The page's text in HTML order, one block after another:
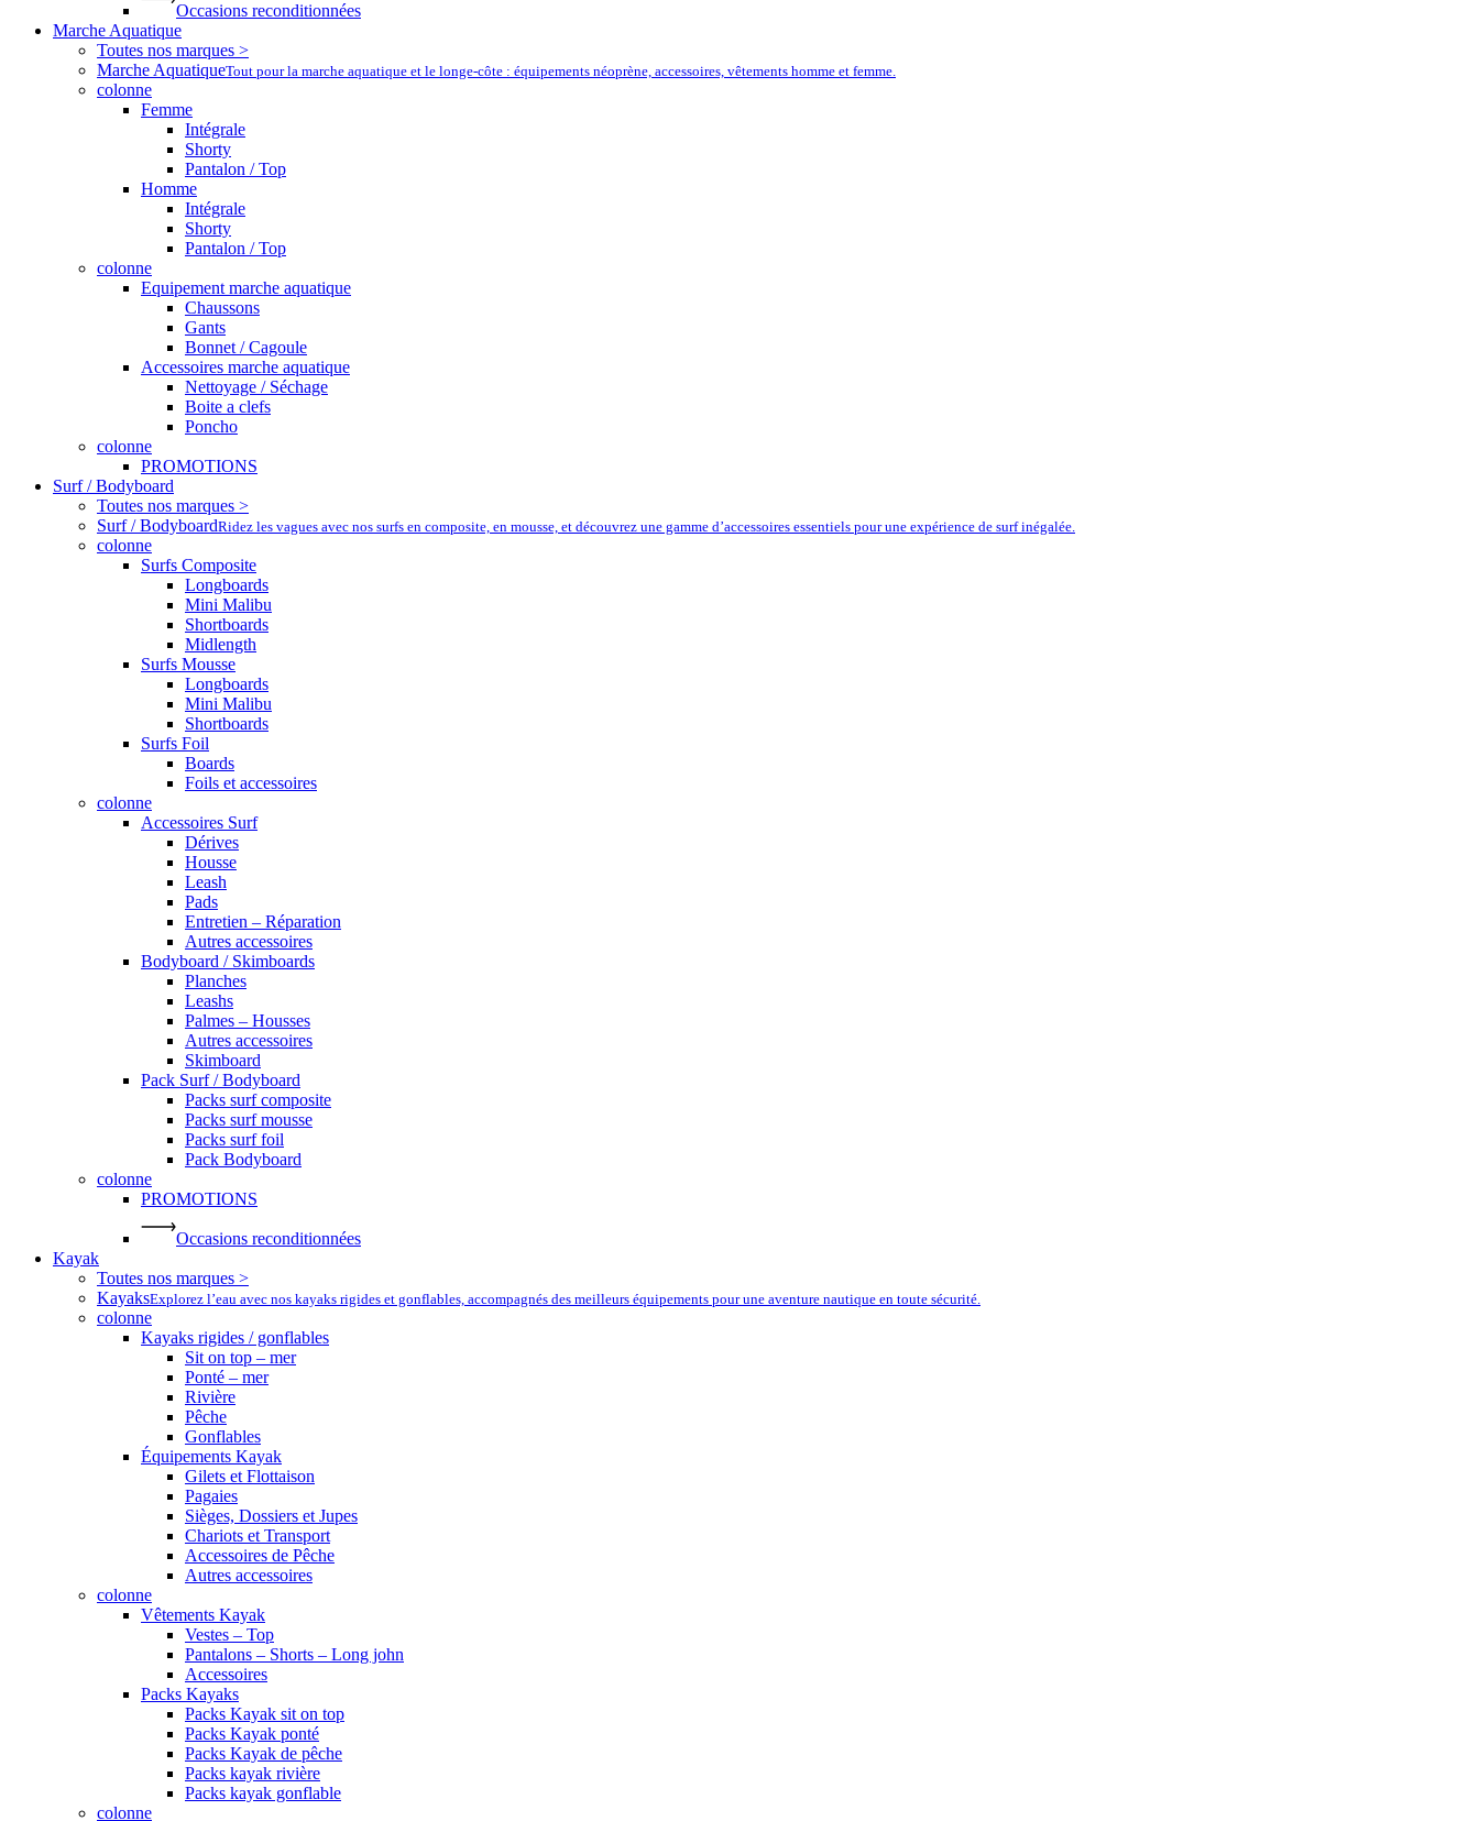
Occasions reconditionnées
Marche Aquatique
Toutes nos marques >
Marche AquatiqueTout pour la marche aquatique et le longe-côte : équipements néoprène, accessoires, vêtements homme et femme.
colonne
Femme
Intégrale
Shorty
Pantalon / Top
Homme
Intégrale
Shorty
Pantalon / Top
colonne
Equipement marche aquatique
Chaussons
Gants
Bonnet / Cagoule
Accessoires marche aquatique
Nettoyage / Séchage
Boite a clefs
Poncho
colonne
PROMOTIONS
Surf / Bodyboard
Toutes nos marques >
Surf / BodyboardRidez les vagues avec nos surfs en composite, en mousse, et découvrez une gamme d’accessoires essentiels pour une expérience de surf inégalée.
colonne
Surfs Composite
Longboards
Mini Malibu
Shortboards
Midlength
Surfs Mousse
Longboards
Mini Malibu
Shortboards
Surfs Foil
Boards
Foils et accessoires
colonne
Accessoires Surf
Dérives
Housse
Leash
Pads
Entretien – Réparation
Autres accessoires
Bodyboard / Skimboards
Planches
Leashs
Palmes – Housses
Autres accessoires
Skimboard
Pack Surf / Bodyboard
Packs surf composite
Packs surf mousse
Packs surf foil
Pack Bodyboard
colonne
PROMOTIONS
Occasions reconditionnées
Kayak
Toutes nos marques >
KayaksExplorez l’eau avec nos kayaks rigides et gonflables, accompagnés des meilleurs équipements pour une aventure nautique en toute sécurité.
colonne
Kayaks rigides / gonflables
Sit on top – mer
Ponté – mer
Rivière
Pêche
Gonflables
Équipements Kayak
Gilets et Flottaison
Pagaies
Sièges, Dossiers et Jupes
Chariots et Transport
Accessoires de Pêche
Autres accessoires
colonne
Vêtements Kayak
Vestes – Top
Pantalons – Shorts – Long john
Accessoires
Packs Kayaks
Packs Kayak sit on top
Packs Kayak ponté
Packs Kayak de pêche
Packs kayak rivière
Packs kayak gonflable
colonne